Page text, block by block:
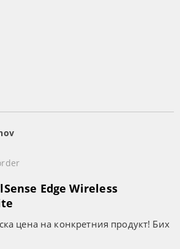
Edge Wireless
цена на конкретния продукт! Бих